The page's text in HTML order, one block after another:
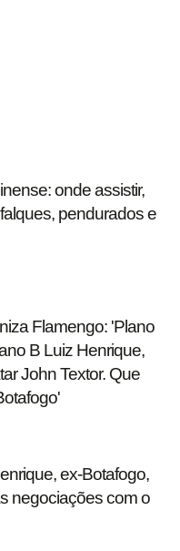
onde assistir,
pendurados e
Flamengo: 'Plano
B Luiz Henrique,
John Textor. Que
ex-Botafogo,
negociações com o